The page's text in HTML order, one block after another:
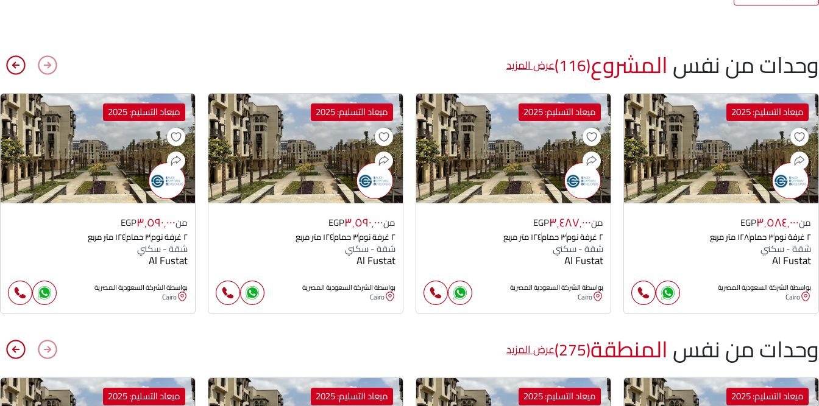
وحدات من نفسالمشروع(116) عرض المزيد
ميعاد التسليم: 2025
من٣٬٥٨٤٬٠٠٠EGP
٢ غرفة نوم ٣ حمام ١٢٨ متر مربع
شقة - سكني
Al Fustat
بواسطة الشركة السعودية المصرية
Cairo
ميعاد التسليم: 2025
من٣٬٤٨٧٬٠٠٠EGP
٢ غرفة نوم ٣ حمام ١٢٤ متر مربع
شقة - سكني
Al Fustat
بواسطة الشركة السعودية المصرية
Cairo
ميعاد التسليم: 2025
من٣٬٥٩٠٬٠٠٠EGP
٢ غرفة نوم ٣ حمام ١٢٤ متر مربع
شقة - سكني
Al Fustat
بواسطة الشركة السعودية المصرية
Cairo
ميعاد التسليم: 2025
من٣٬٥٩٠٬٠٠٠EGP
٢ غرفة نوم ٣ حمام ١٢٤ متر مربع
شقة - سكني
Al Fustat
بواسطة الشركة السعودية المصرية
Cairo
وحدات من نفسالمنطقة(275) عرض المزيد
ميعاد التسليم: 2025 ميعاد التسليم: 2025 ميعاد التسليم: 2025 ميعاد التسليم: 2025